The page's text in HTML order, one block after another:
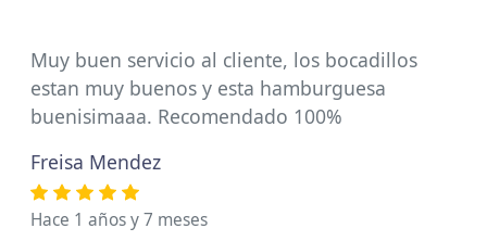
Muy buen servicio al cliente, los bocadillos
estan muy buenos y esta hamburguesa
buenisimaaa. Recomendado 100%
Freisa Mendez
Hace 1 años y 7 meses